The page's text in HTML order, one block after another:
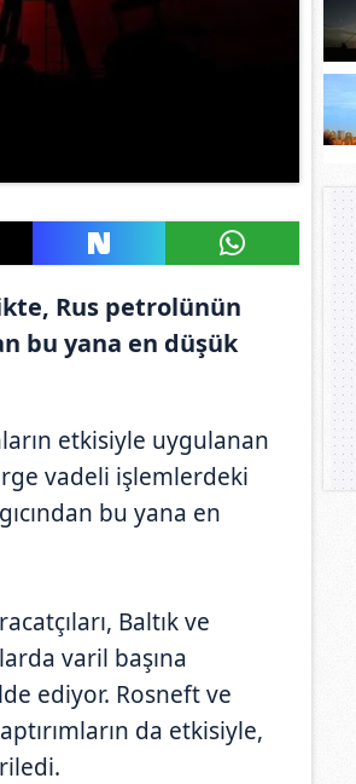
Rus petrolünün
bu yana en düşük
etkisiyle uygulanan
vadeli işlemlerdeki
bu yana en
Baltık ve
varil başına
ediyor. Rosneft ve
da etkisiyle,